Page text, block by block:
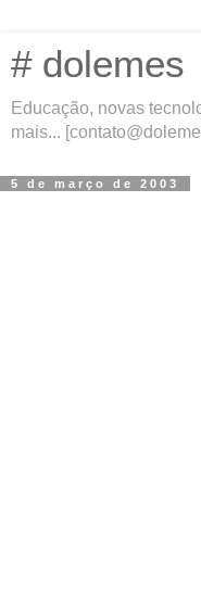
# dolemes
Educação, novas
mais...
5 de março de 2003